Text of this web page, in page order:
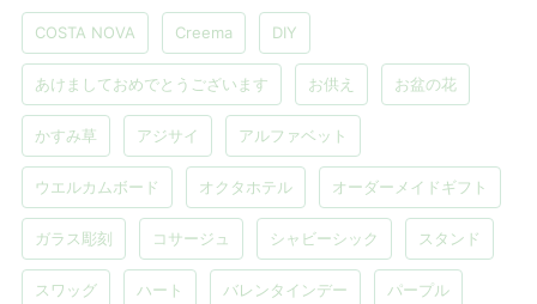
COSTA NOVA Creema DIY
あけましておめでとうございます お供え お盆の花
かすみ草 アジサイ アルファベット
ウエルカムボード オクタホテル オーダーメイドギフト
ガラス彫刻 コサージュ シャビーシック スタンド
スワッグ ハート バレンタインデー パープル